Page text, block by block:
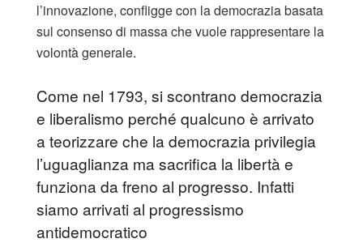
l’innovazione, confligge con la democrazia basata
sul consenso di massa che vuole rappresentare la
volontà generale.
Come nel 1793, si scontrano democrazia
e liberalismo perché qualcuno è arrivato
a teorizzare che la democrazia privilegia
l’uguaglianza ma sacrifica la libertà e
funziona da freno al progresso. Infatti
siamo arrivati al progressismo
antidemocratico